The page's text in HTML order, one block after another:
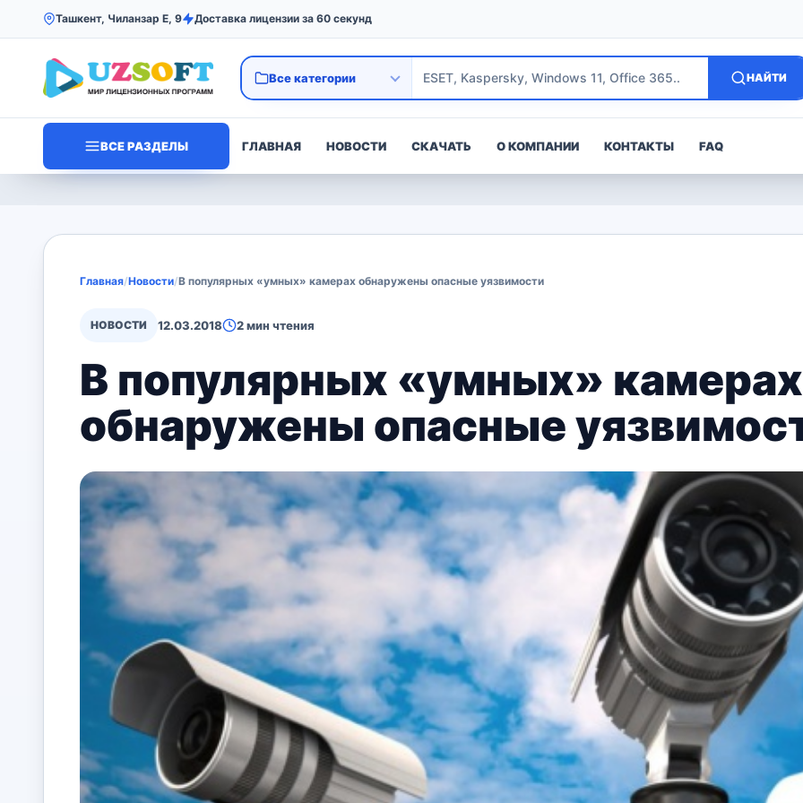
Ташкент, Чиланзар Е, 9 Доставка лицензии за 60 секунд
НАЙТИ
ВСЕ РАЗДЕЛЫ ГЛАВНАЯ НОВОСТИ СКАЧАТЬ О КОМПАНИИ КОНТАКТЫ FAQ
Главная/Новости/В популярных «умных» камерах обнаружены опасные уязвимости
НОВОСТИ 12.03.2018 2 мин чтения
В популярных «умных» камерах
обнаружены опасные